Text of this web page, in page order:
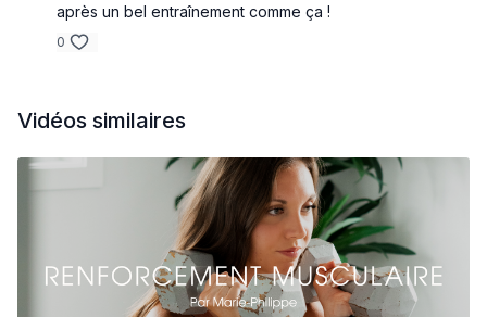
Sumo deadlift
Lying lat pullover (ou sur banc)
après un bel entraînement comme ça !
0
Vidéos similaires